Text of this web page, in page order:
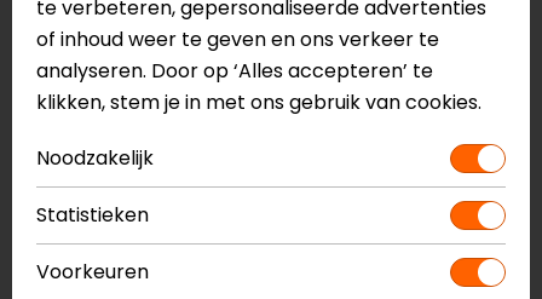
REV'IT!
te verbeteren, gepersonaliseerde advertenties
of inhoud weer te geven en ons verkeer te
analyseren. Door op ‘Alles accepteren’ te
klikken, stem je in met ons gebruik van cookies.
Noodzakelijk
Statistieken
Voorkeuren